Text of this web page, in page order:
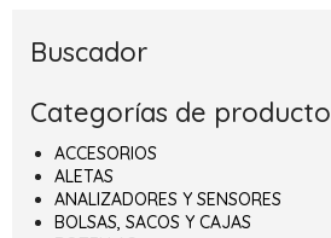
Buscador
Categorías de producto
ACCESORIOS
ALETAS
ANALIZADORES Y SENSORES
BOLSAS, SACOS Y CAJAS